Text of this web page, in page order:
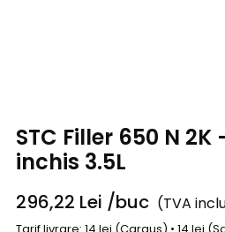
STC Filler 650 N 2K
inchis 3.5L
296,22 Lei /buc (TVA